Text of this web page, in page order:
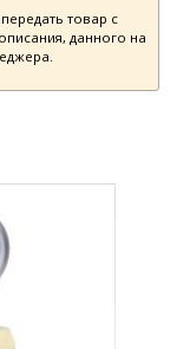
товар с
данного на